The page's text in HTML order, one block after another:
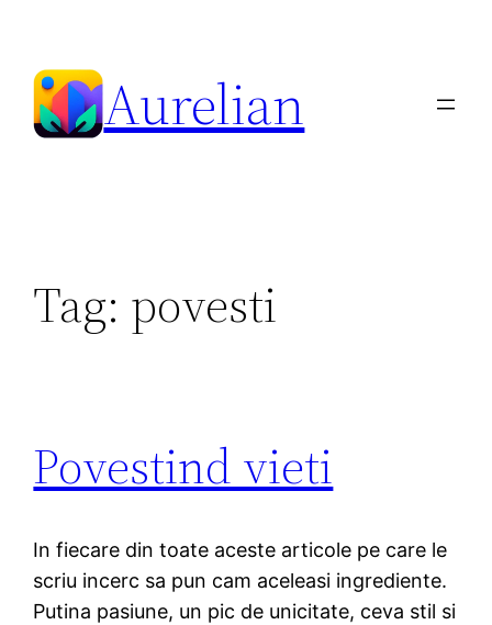
content
Aurelian
Tag: povesti
Povestind vieti
In fiecare din toate aceste articole pe care le
scriu incerc sa pun cam aceleasi ingrediente.
Putina pasiune, un pic de unicitate, ceva stil si